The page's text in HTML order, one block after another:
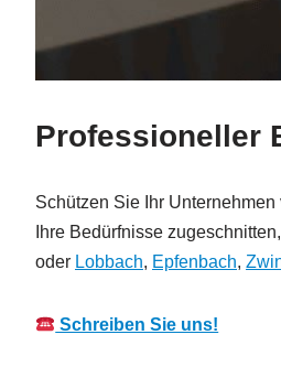
Professioneller
Schützen Sie Ihr
Ihre Bedürfnisse
oder Lobbach, Epfenbach,
Schreiben Sie uns!